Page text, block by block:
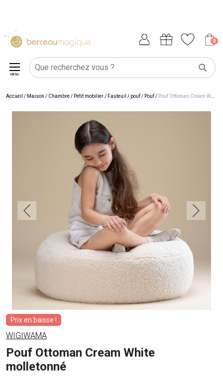
0
MENU
Accueil / Maison / Chambre/ Petit mobilier/ Fauteuil / pouf/ Pouf/ Pouf Ottoman Cream White molletonné
Prix en baisse !
WIGIWAMA
Pouf Ottoman Cream White
molletonné